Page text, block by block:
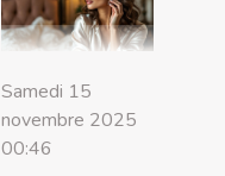
Samedi 15
novembre 2025
00:46